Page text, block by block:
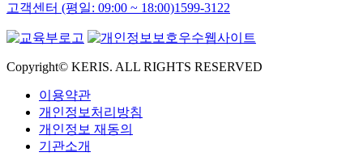
고객센터 (평일: 09:00 ~ 18:00)1599-3122
Copyright© KERIS. ALL RIGHTS RESERVED
이용약관
개인정보처리방침
개인정보 재동의
기관소개